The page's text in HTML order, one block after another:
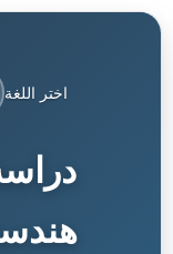
اختر اللغة